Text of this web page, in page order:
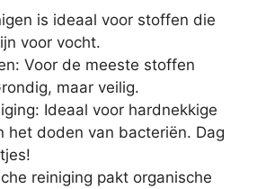
is ideaal voor stoffen die
voor vocht.
Voor de meeste stoffen
maar veilig.
Ideaal voor hardnekkige
het doden van bacteriën. Dag
reiniging pakt organische